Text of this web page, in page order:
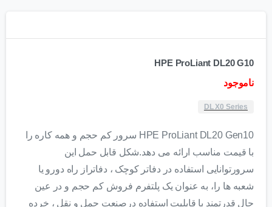
HPE ProLiant DL20 G10
ناموجود
DL X0 Series
HPE ProLiant DL20 Gen10 سرور کم حجم و همه کاره را
با قیمت مناسب ارائه می دهد.شکل قابل حمل این
سرورتوانایی استفاده در دفاتر کوچک ، دفاتراز راه دورو یا
شعبه ها را، به عنوان یک پلتفرم فروش کم حجم و در عین
حال قدرتمند با قابلیت استفاده درصنعت حمل و نقل ، خرده